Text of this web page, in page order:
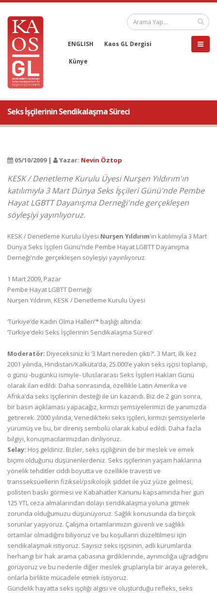
ENGLISH Kaos GL Dergisi
Künye
Seks İşçilerinin Sendikalaşma Süreci
05/10/2009 | Yazar: Nevin Öztop
KESK / Denetleme Kurulu Üyesi Nurşen Yıldırım'ın
katılımıyla 3 Mart Dünya Seks İşçileri Günü'nde Pembe
Hayat LGBTT Dayanışma Derneği'nde gerçekleşen
söyleşiyi yayınlıyoruz.
KESK / Denetleme Kurulu Üyesi Nurşen Yıldırım'ın katılımıyla 3 Mart
Dünya Seks İşçileri Günü'nde Pembe Hayat LGBTT Dayanışma
Derneği'nde gerçekleşen söyleşiyi yayınlıyoruz.
1 Mart 2009, Pazar
Pembe Hayat LGBTT Derneği
Nurşen Yıldırım, KESK / Denetleme Kurulu Üyesi
‘Türkiye’de Kadın Olma Halleri’* başlığı altında:
‘Türkiye’deki Seks İşçilerinin Sendikalaşma Süreci’
Moderatör: Diyeceksiniz ki ‘3 Mart nereden çıktı?’. 3 Mart, ilk kez
2001 yılında, Hindistan/Kalküta’da, 25.000’e yakın seks işçisi toplanıp,
o günü -bugünkü ismiyle- Uluslararası Seks İşçileri Hakları Günü
olarak ilan edildi. Daha sonrasında, özellikle Latin Amerika ve
Afrika’da seks işçilerinin desteği ile ün kazandı. Biz de 2 gün sonra,
bir basın açıklaması yapacağız, kırmızı şemsiyelerimizi de yanımızda
getirerek. 2000 yılında, Venedik’teki seks işçileri, kırmızı şemsiyelerle
yürümüş ve bu, bir direniş sembolü olarak kabul edildi. Daha fazla
bilgiyi, konuşmacılarımızdan dinliyoruz.
Selay: Hoş geldiniz. Bizler, seks işçiliğinin de bir meslek ve emek
biçimi olduğunu düşünenlerdeniz. Seks işçilerinin yaşam haklarına
yönelik tehditler ciddi boyutta ve özellikle travesti ve
transseksüellerin fiziksel/psikolojik şiddet ile yüz yüze gelmesi,
polisten baskı görmesi ve Kabahatler Kanunu kapsamında her gün
125 YTL ceza almalarından dolayı sendikalaşma yoluna gitmek
zorunda olduğumuzu düşünüyoruz. Sağlık konusunda da birçok
sorunlar yaşıyoruz. Çalışma ortamlarımızın güvenli ve sağlıklı
ortamlar olmadığını biliyoruz ve bu koşulların düzeltilmesi için
sendikalaşmak istiyoruz. Sayısız seks işçisinin, adli kurumlarda
herhangi bir hak arama çabasına girdiklerinde, ayrımcılığa uğradığını
görüyoruz ve bu nedenle diğer meslek gruplarıyla bir araya gelerek,
onlarla birlikte mücadele etmek istiyoruz.
Gündelik hayatta seks işçiliği algısı ve oluşturduğu refleks, seks